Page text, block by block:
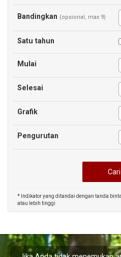
Bandingkan (opsional, max 9)
Satu tahun
Mulai
Selesai
Grafik
Pengurutan
* Indikator yang ditandai dengan tanda
atau lebih tinggi